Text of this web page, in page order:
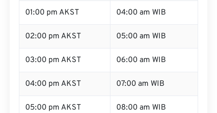
01:00 pm AKST 04:00 am WIB
02:00 pm AKST 05:00 am WIB
03:00 pm AKST 06:00 am WIB
04:00 pm AKST 07:00 am WIB
05:00 pm AKST 08:00 am WIB